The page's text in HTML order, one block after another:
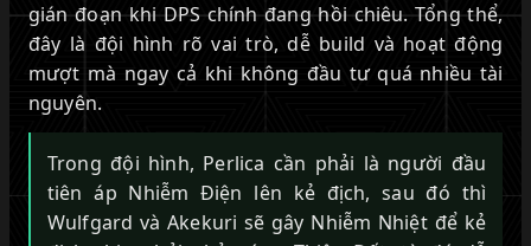
gián đoạn khi DPS chính đang hồi chiêu. Tổng thể,
đây là đội hình rõ vai trò, dễ build và hoạt động
mượt mà ngay cả khi không đầu tư quá nhiều tài
nguyên.
Trong đội hình, Perlica cần phải là người đầu
tiên áp Nhiễm Điện lên kẻ địch, sau đó thì
Wulfgard và Akekuri sẽ gây Nhiễm Nhiệt để kẻ